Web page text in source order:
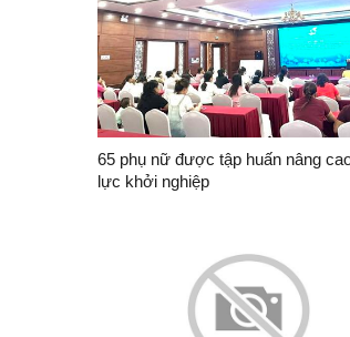
65 phụ nữ được tập huấn nâng
lực khởi nghiệp